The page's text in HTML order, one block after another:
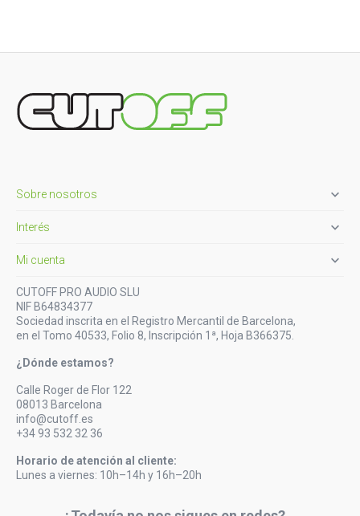
Sobre nosotros 
Interés 
Mi cuenta 
CUTOFF PRO AUDIO SLU
NIF B64834377
Sociedad inscrita en el Registro Mercantil de Barcelona,
en el Tomo 40533, Folio 8, Inscripción 1ª, Hoja B366375.
¿Dónde estamos?
Calle Roger de Flor 122
08013 Barcelona
info@cutoff.es
+34 93 532 32 36
Horario de atención al cliente:
Lunes a viernes: 10h–14h y 16h–20h